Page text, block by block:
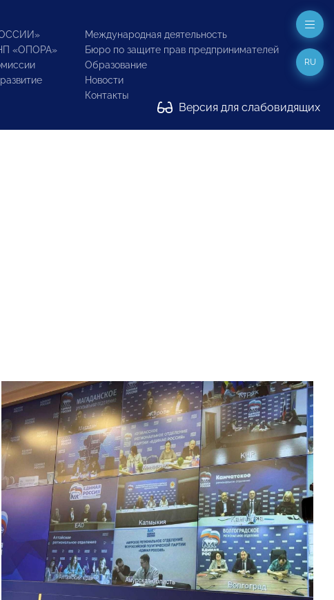
«ОПОРА»
Международная деятельность
Бюро по защите прав предпринимателей
Образование
Новости
Контакты
Версия для слабовидящих
RU